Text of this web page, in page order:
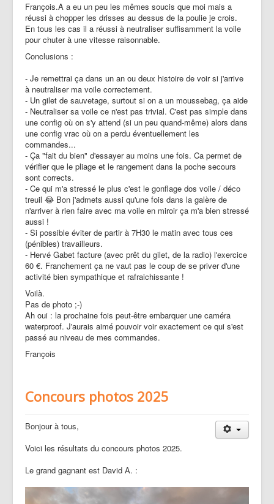
François.A a eu un peu les mêmes soucis que moi mais a
réussi à chopper les drisses au dessus de la poulie je crois.
En tous les cas il a réussi à neutraliser suffisamment la voile
pour chuter à une vitesse raisonnable.
Conclusions :
- Je remettrai ça dans un an ou deux histoire de voir si j'arrive
à neutraliser ma voile correctement.
- Un gilet de sauvetage, surtout si on a un moussebag, ça aide
- Neutraliser sa voile ce n'est pas trivial. C'est pas simple dans
une config où on s'y attend (si un peu quand-même) alors dans
une config vrac où on a perdu éventuellement les
commandes...
- Ça "fait du bien" d'essayer au moins une fois. Ca permet de
vérifier que le pliage et le rangement dans la poche secours
sont corrects.
- Ce qui m'a stressé le plus c'est le gonflage dos voile / déco
treuil 😂 Bon j'admets aussi qu'une fois dans la galère de
n'arriver à rien faire avec ma voile en miroir ça m'a bien stressé
aussi !
- Si possible éviter de partir à 7H30 le matin avec tous ces
(pénibles) travailleurs.
- Hervé Gabet facture (avec prêt du gilet, de la radio) l'exercice
60 €. Franchement ça ne vaut pas le coup de se priver d'une
activité bien sympathique et rafraichissante !
Voilà.
Pas de photo ;-)
Ah oui : la prochaine fois peut-être embarquer une caméra
waterproof. J'aurais aimé pouvoir voir exactement ce qui s'est
passé au niveau de mes commandes.
François
Concours photos 2025
Bonjour à tous,
Voici les résultats du concours photos 2025.
Le grand gagnant est David A. :